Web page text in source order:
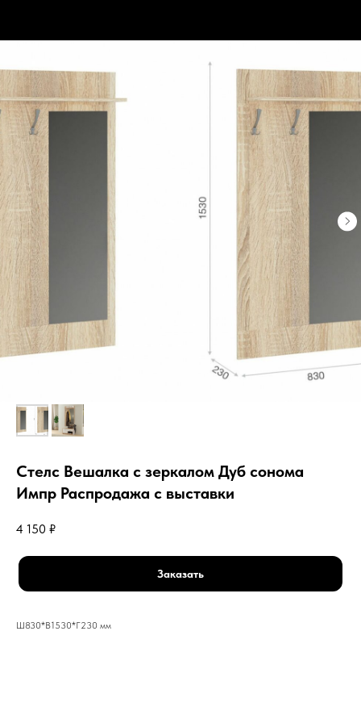
Стелс Вешалка с зеркалом Дуб сонома
Импр Распродажа с выставки
4 150 ₽
Заказать
Ш830*В1530*Г230 мм